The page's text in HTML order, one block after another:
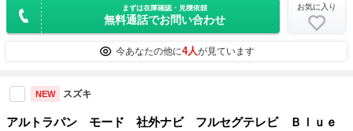
まずは在庫確認・見積依頼
無料通話でお問い合わせ
お気に入り
今あなたの他に4人が見ています
NEW スズキ
アルトラパン モード 社外ナビ フルセグテレビ Ｂｌｕｅ